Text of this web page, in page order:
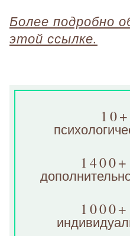
Более подробно
этой ссылке.